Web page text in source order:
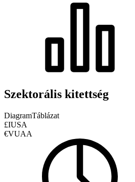
Szektorális kitettség
DiagramTáblázat
£IUSA
€VUAA